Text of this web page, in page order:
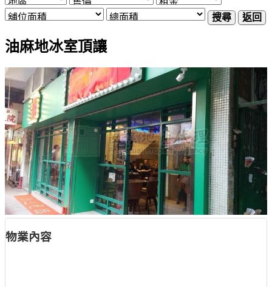
搜尋 返回
油麻地冰室頂讓
物業內容